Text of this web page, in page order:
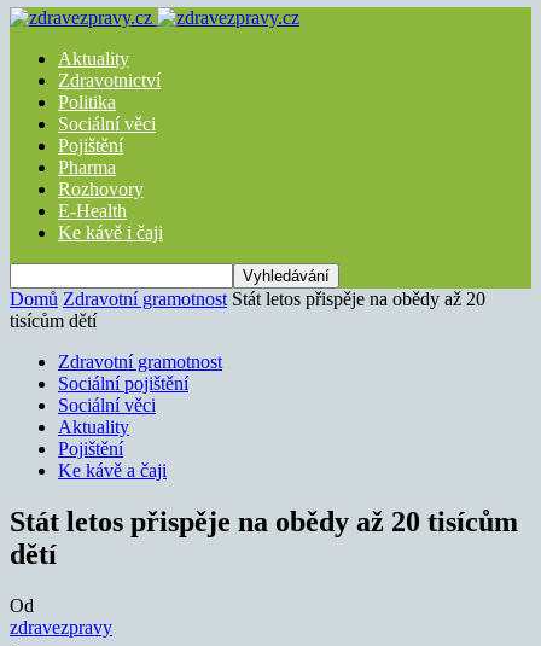
Aktuality
Zdravotnictví
Politika
Sociální věci
Pojištění
Pharma
Rozhovory
E-Health
Ke kávě i čaji
Domů Zdravotní gramotnost Stát letos přispěje na obědy až 20
tisícům dětí
Zdravotní gramotnost
Sociální pojištění
Sociální věci
Aktuality
Pojištění
Ke kávě a čaji
Stát letos přispěje na obědy až 20 tisícům
dětí
Od
zdravezpravy